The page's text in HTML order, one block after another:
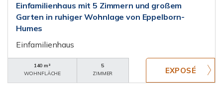
Einfamilienhaus mit 5 Zimmern und großem
Garten in ruhiger Wohnlage von Eppelborn-
Humes
Einfamilienhaus
140 m²
WOHNFLÄCHE
5
ZIMMER